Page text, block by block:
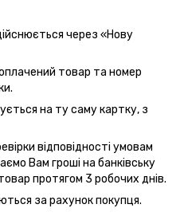
через «Нову
товар та номер
на ту саму картку, з
відповідності умовам
Вам гроші на банківську
протягом 3 робочих днів.
за рахунок покупця.